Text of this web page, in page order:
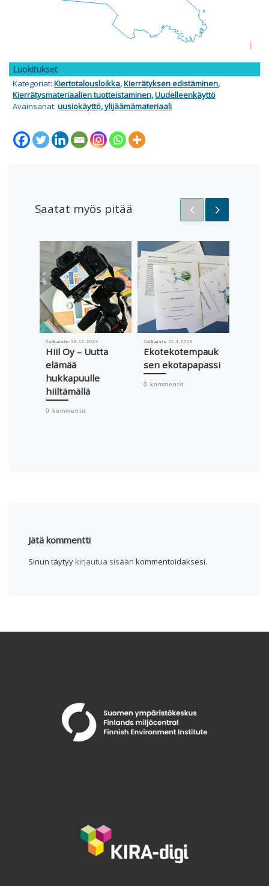
Saatat myös pitää
Julkaistu18.12.2024
Hiil Oy – Uutta
elämää
hukkapuulle
hiiltämällä
0 kommentit
Julkaistu11.4.2019
Ekotekotempauk
sen ekotapapassi
0 kommentit
Jätä kommentti
Sinun täytyy kirjautua sisään kommentoidaksesi.
i
Luokitukset
Kategoriat: Kiertotalousloikka,Kierrätyksen edistäminen,
Kierrätysmateriaalien tuotteistaminen,Uudelleenkäyttö
Avainsanat: uusiokäyttö,ylijäämämateriaali